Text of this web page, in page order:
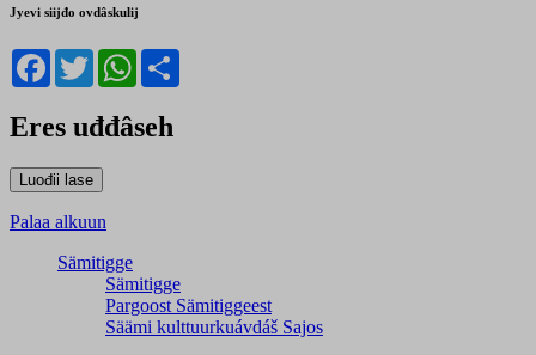
Jyevi siijđo ovdâskulij
Facebook
TwitterWhatsApp
Eres uđđâseh
Palaa alkuun
Sämitigge
Sämitigge
Pargoost Sämitiggeest
Säämi kulttuurkuávdáš Sajos